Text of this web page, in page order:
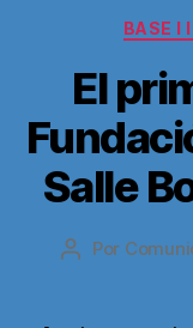
BASE I
El
Salle
Autor
Por